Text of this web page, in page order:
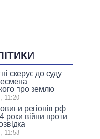
скерує до суду
про землю
11:20
регіонів рф
роки війни проти
11:58